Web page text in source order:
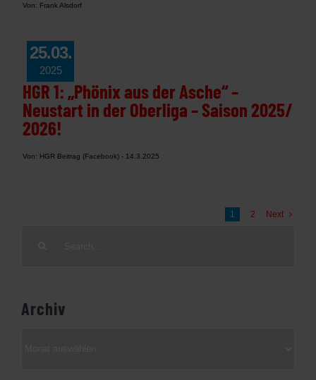
Von: Frank Alsdorf
25.03.
2025
HGR 1: „Phönix aus der Asche“ –
Neustart in der Oberliga – Saison 2025/
2026!
Von: HGR Beitrag (Facebook) - 14.3.2025
1 2 Next
Archiv